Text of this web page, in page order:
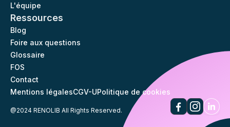
L'équipe
Ressources
Blog
Foire aux questions
Glossaire
FOS
Contact
Mentions légalesCGV-UPolitique de cookies
@2024 RENOLIB All Rights Reserved.